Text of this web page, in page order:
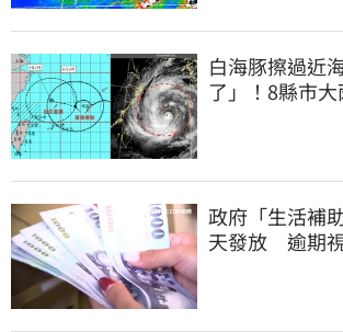
白海豚擦過近
了」！8縣市
政府「生活補
天發放 逾期